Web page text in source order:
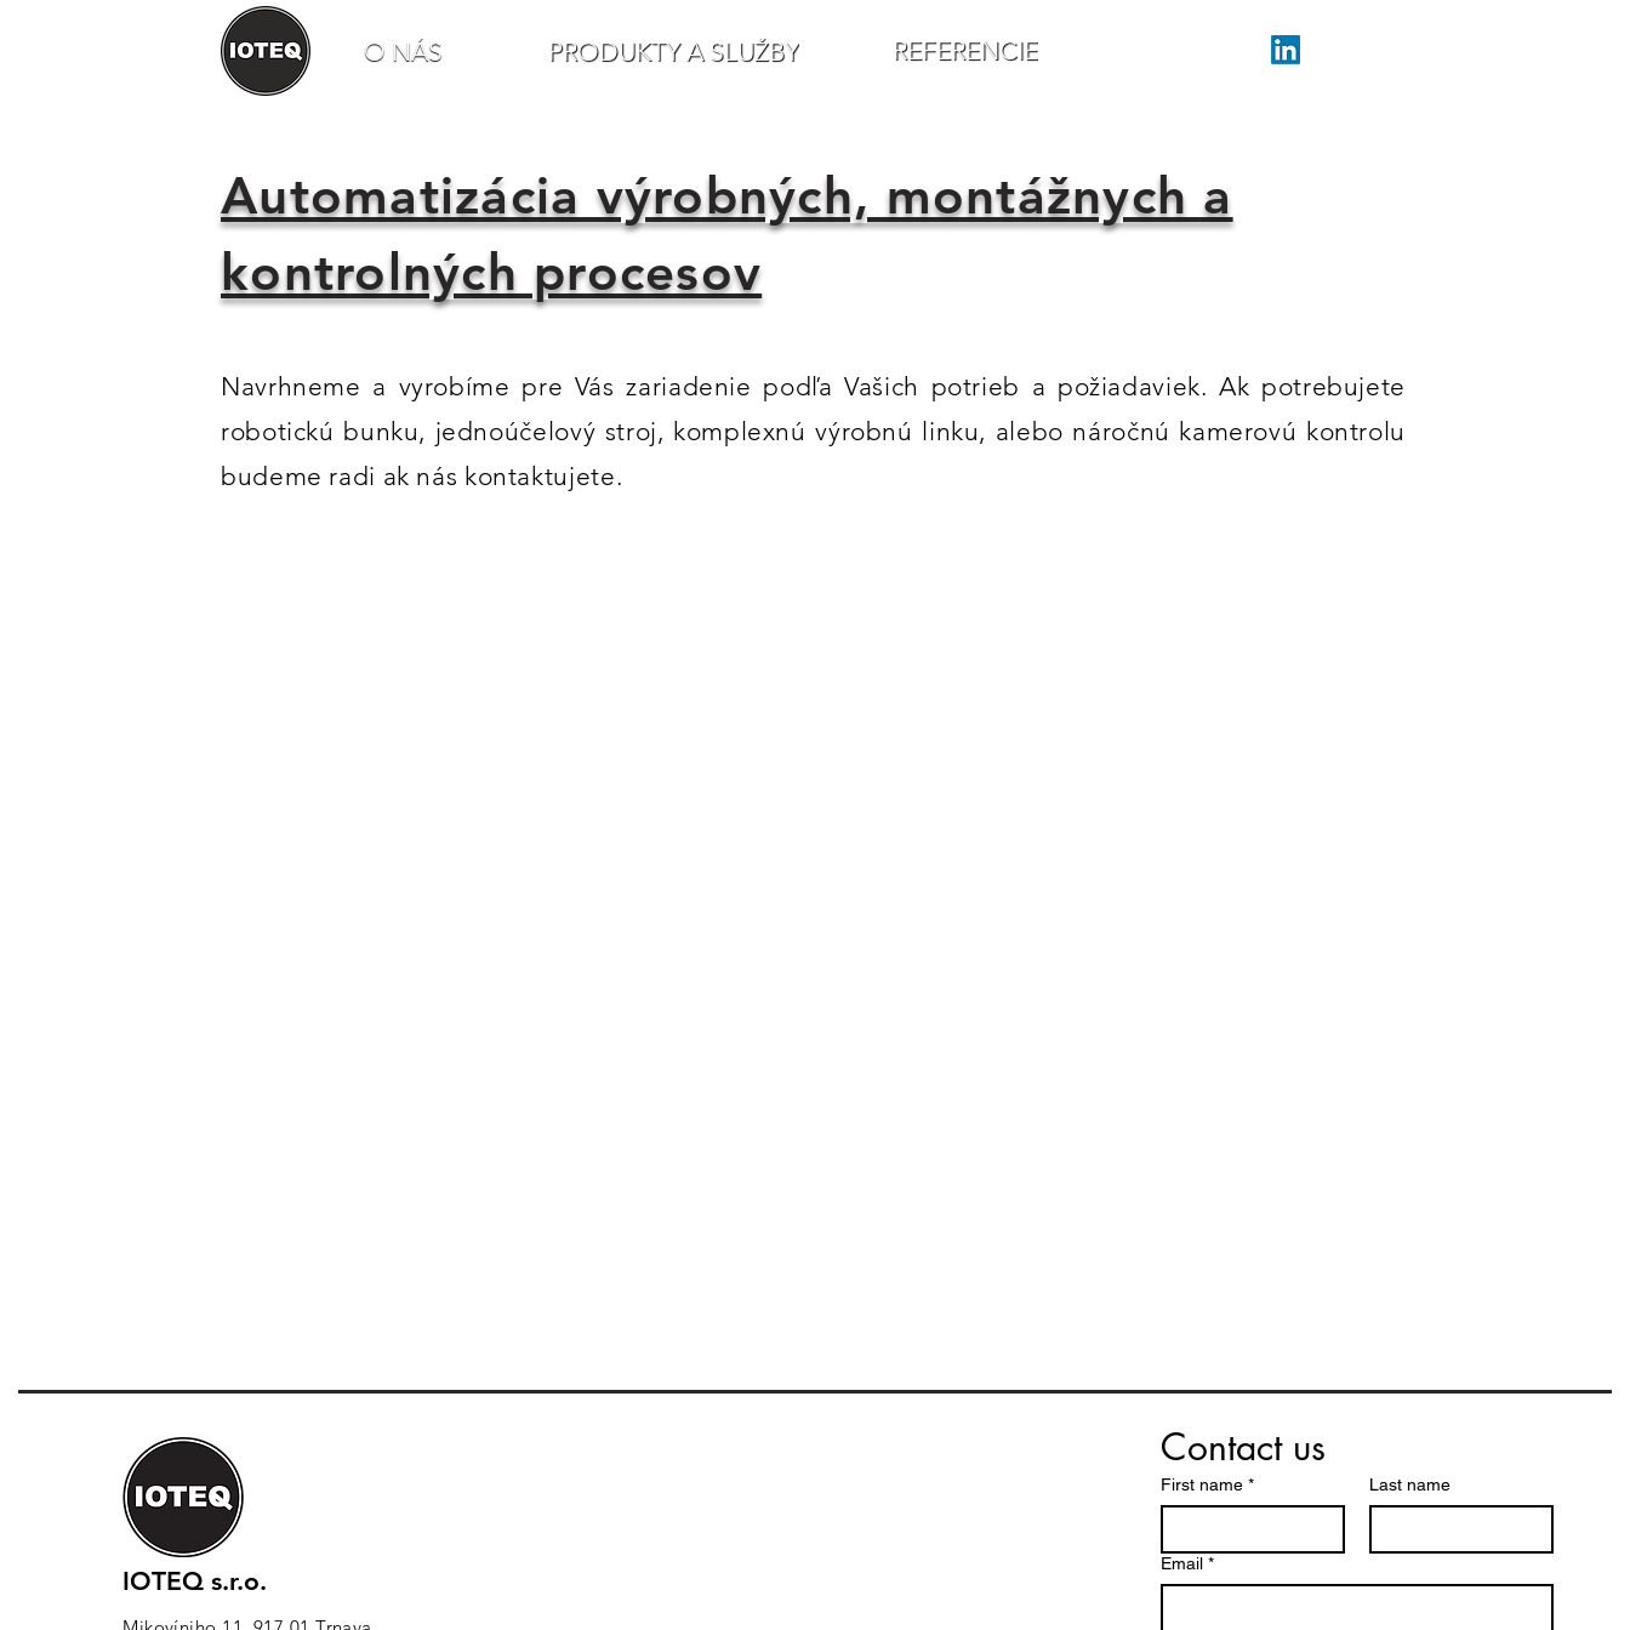
O NÁS PRODUKTY A SLUŽBY REFERENCIE
Automatizácia výrobných, montážnych a
kontrolných procesov
Navrhneme a vyrobíme pre Vás zariadenie podľa Vašich potrieb a požiadaviek. Ak potrebujete
robotickú bunku, jednoúčelový stroj, komplexnú výrobnú linku, alebo náročnú kamerovú kontrolu
budeme radi ak nás kontaktujete.
IOTEQ s.r.o.
Contact us
First name * Last name
Email *